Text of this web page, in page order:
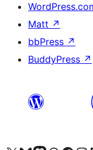
Matt ↗
bbPress ↗
BuddyPress ↗